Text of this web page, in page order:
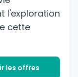
l'exploration
cette
les offres